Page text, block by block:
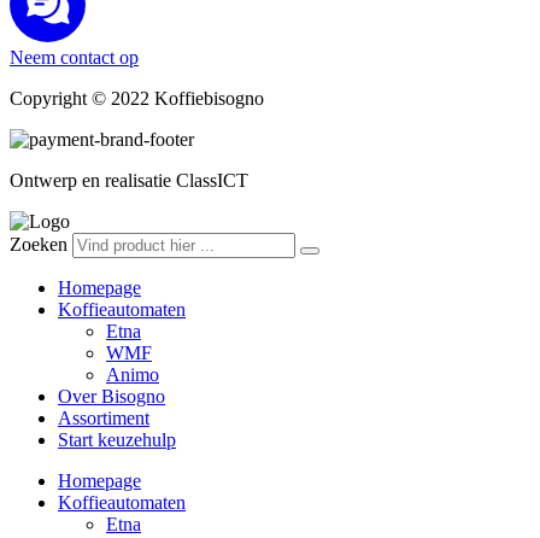
Neem contact op
Copyright © 2022 Koffiebisogno
Ontwerp en realisatie ClassICT
Zoeken
Homepage
Koffieautomaten
Etna
WMF
Animo
Over Bisogno
Assortiment
Start keuzehulp
Homepage
Koffieautomaten
Etna